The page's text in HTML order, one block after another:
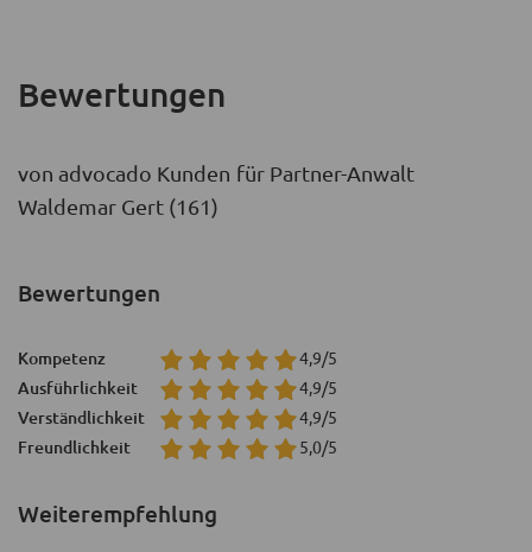
Bewertungen
von advocado Kunden für Partner-Anwalt
Waldemar Gert (161)
Weiterempfehlung
Bewertungen
Kompetenz 4,9/5
Ausführlichkeit 4,9/5
Verständlichkeit 4,9/5
Freundlichkeit 5,0/5